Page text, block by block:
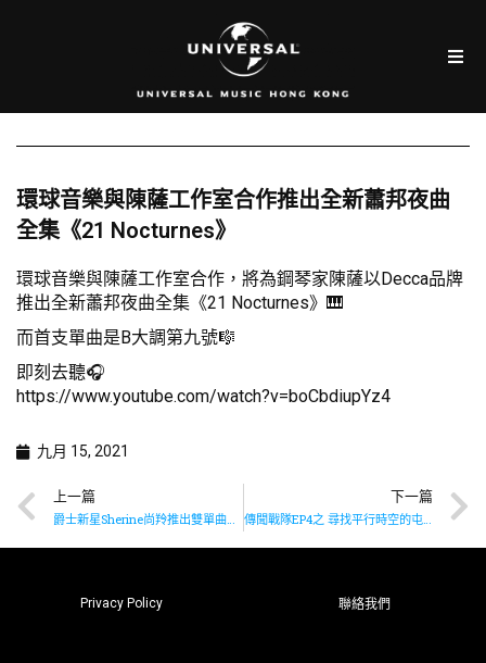
環球音樂與陳薩工作室合作推出全新蕭邦夜曲
全集《21 Nocturnes》
環球音樂與陳薩工作室合作，將為鋼琴家陳薩以Decca品牌
推出全新蕭邦夜曲全集《21 Nocturnes》🎹
而首支單曲是B大調第九號🎼
即刻去聽🎧
https://www.youtube.com/watch?v=boCbdiupYz4
九月 15, 2021
上一篇
爵士新星Sherine尚羚推出雙單曲《Devil May Care》及《Can’t Help Falling In Love》
下一篇
傳聞戰隊EP4之 尋找平行時空的屯門牛
Privacy Policy 聯絡我們